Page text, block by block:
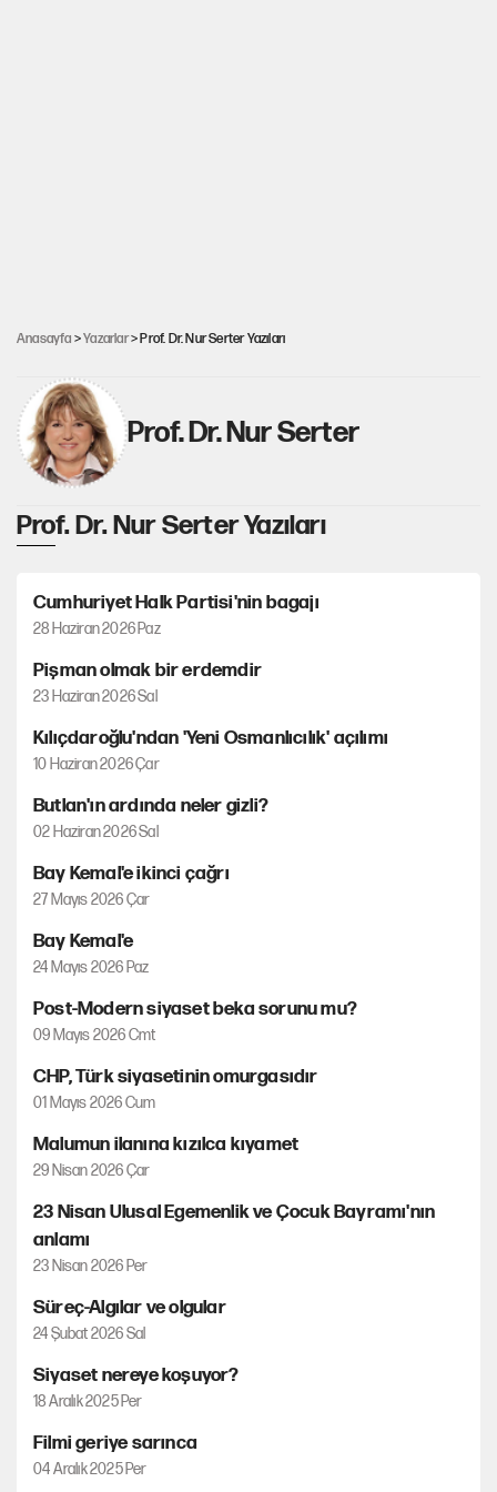
Anasayfa >Yazarlar> Prof. Dr. Nur Serter Yazıları
Prof. Dr. Nur Serter
Prof. Dr. Nur Serter Yazıları
Cumhuriyet Halk Partisi'nin bagajı
28 Haziran 2026 Paz
Pişman olmak bir erdemdir
23 Haziran 2026 Sal
Kılıçdaroğlu'ndan 'Yeni Osmanlıcılık' açılımı
10 Haziran 2026 Çar
Butlan'ın ardında neler gizli?
02 Haziran 2026 Sal
Bay Kemal'e ikinci çağrı
27 Mayıs 2026 Çar
Bay Kemal'e
24 Mayıs 2026 Paz
Post-Modern siyaset beka sorunu mu?
09 Mayıs 2026 Cmt
CHP, Türk siyasetinin omurgasıdır
01 Mayıs 2026 Cum
Malumun ilanına kızılca kıyamet
29 Nisan 2026 Çar
23 Nisan Ulusal Egemenlik ve Çocuk Bayramı'nın
anlamı
23 Nisan 2026 Per
Süreç-Algılar ve olgular
24 Şubat 2026 Sal
Siyaset nereye koşuyor?
18 Aralık 2025 Per
Filmi geriye sarınca
04 Aralık 2025 Per